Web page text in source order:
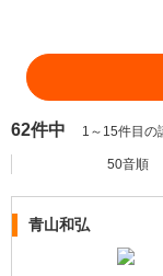
62件中 1～15件目の
50音順
青山和弘